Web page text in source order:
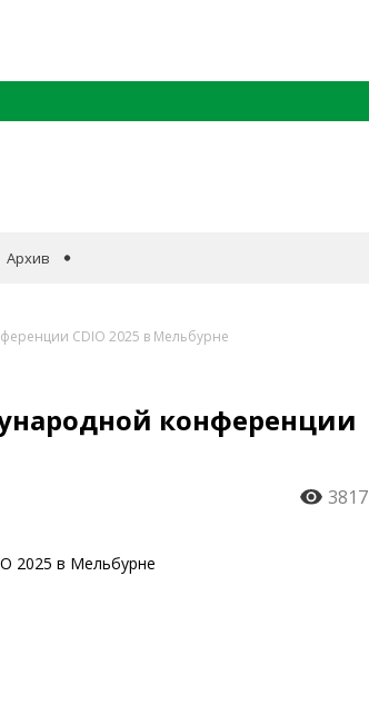
Архив
CDIO 2025 в Мельбурне
конференции
3817